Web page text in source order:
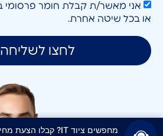
או בכל שיטה אחרת.
לחצו לשליחה
מחפשים ציוד IT? קבלו הצעת מחיר תוך 24 שעות!